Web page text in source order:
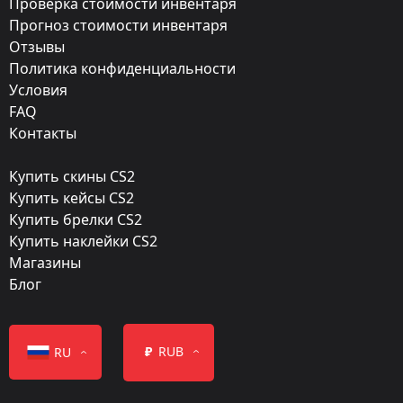
Прямо с завода
Тактика
Finish catalog:
1075
Популярность:
70 %
Прогноз стоимости инвентаря
Отзывы
Политика конфиденциальности
Условия
FAQ
Контакты
Купить скины CS2
Купить кейсы CS2
Купить брелки CS2
Купить наклейки CS2
Магазины
Блог
RU ₽ RUB